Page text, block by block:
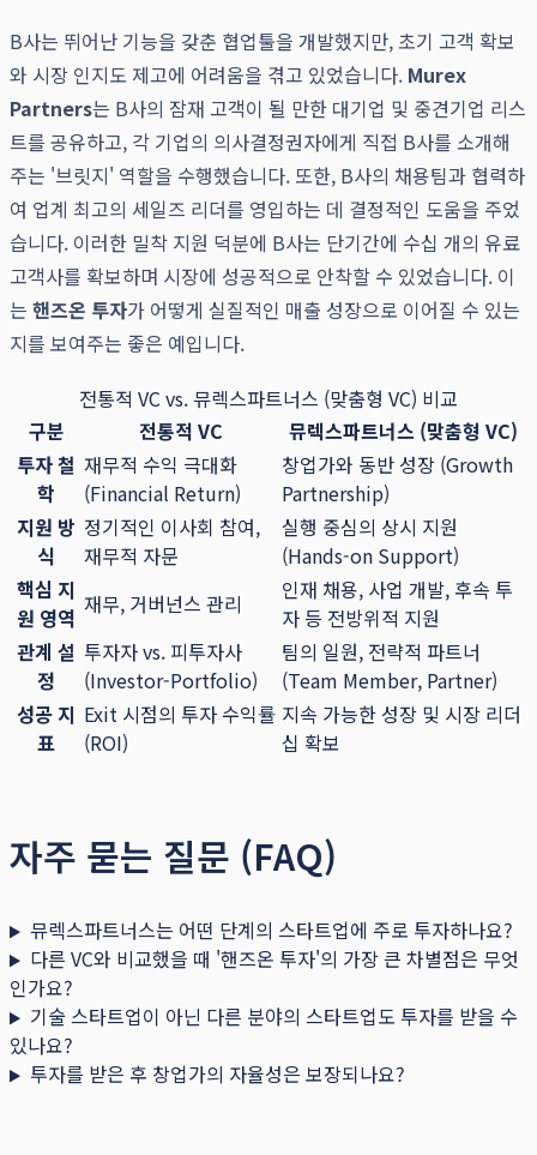
B사는 뛰어난 기능을 갖춘 협업툴을 개발했지만, 초기 고객 확보
와 시장 인지도 제고에 어려움을 겪고 있었습니다. Murex
Partners는 B사의 잠재 고객이 될 만한 대기업 및 중견기업 리스
트를 공유하고, 각 기업의 의사결정권자에게 직접 B사를 소개해
주는 '브릿지' 역할을 수행했습니다. 또한, B사의 채용팀과 협력하
여 업계 최고의 세일즈 리더를 영입하는 데 결정적인 도움을 주었
습니다. 이러한 밀착 지원 덕분에 B사는 단기간에 수십 개의 유료
고객사를 확보하며 시장에 성공적으로 안착할 수 있었습니다. 이
는 핸즈온 투자가 어떻게 실질적인 매출 성장으로 이어질 수 있는
지를 보여주는 좋은 예입니다.
전통적 VC vs. 뮤렉스파트너스 (맞춤형 VC) 비교
구분
전통적 VC
뮤렉스파트너스 (맞춤형 VC)
투자 철
학
재무적 수익 극대화
(Financial Return)
창업가와 동반 성장 (Growth
Partnership)
지원 방
식
정기적인 이사회 참여,
재무적 자문
실행 중심의 상시 지원
(Hands-on Support)
핵심 지
원 영역 재무, 거버넌스 관리
인재 채용, 사업 개발, 후속 투
자 등 전방위적 지원
관계 설
정
투자자 vs. 피투자사
(Investor-Portfolio)
팀의 일원, 전략적 파트너
(Team Member, Partner)
성공 지
표
Exit 시점의 투자 수익률
(ROI)
지속 가능한 성장 및 시장 리더
십 확보
자주 묻는 질문 (FAQ)
뮤렉스파트너스는 어떤 단계의 스타트업에 주로 투자하나요?
다른 VC와 비교했을 때 '핸즈온 투자'의 가장 큰 차별점은 무엇
인가요?
기술 스타트업이 아닌 다른 분야의 스타트업도 투자를 받을 수
있나요?
투자를 받은 후 창업가의 자율성은 보장되나요?